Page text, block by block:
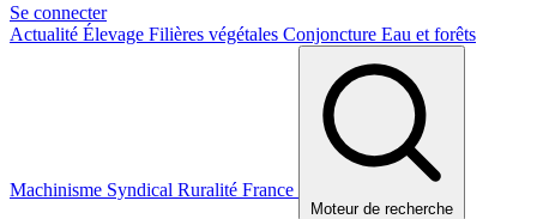
Se connecter
Actualité Élevage Filières végétales Conjoncture Eau et forêts
Machinisme Syndical Ruralité France
Moteur de recherche